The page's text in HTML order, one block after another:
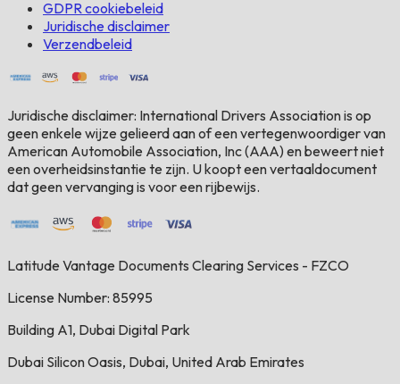
GDPR cookiebeleid
Juridische disclaimer
Verzendbeleid
Juridische disclaimer: International Drivers Association is op
geen enkele wijze gelieerd aan of een vertegenwoordiger van
American Automobile Association, Inc (AAA) en beweert niet
een overheidsinstantie te zijn. U koopt een vertaaldocument
dat geen vervanging is voor een rijbewijs.
Latitude Vantage Documents Clearing Services - FZCO
License Number: 85995
Building A1, Dubai Digital Park
Dubai Silicon Oasis, Dubai, United Arab Emirates